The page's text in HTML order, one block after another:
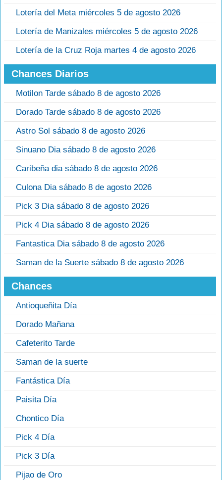
Lotería del Meta miércoles 5 de agosto 2026
Lotería de Manizales miércoles 5 de agosto 2026
Lotería de la Cruz Roja martes 4 de agosto 2026
Chances Diarios
Motilon Tarde sábado 8 de agosto 2026
Dorado Tarde sábado 8 de agosto 2026
Astro Sol sábado 8 de agosto 2026
Sinuano Dia sábado 8 de agosto 2026
Caribeña dia sábado 8 de agosto 2026
Culona Dia sábado 8 de agosto 2026
Pick 3 Dia sábado 8 de agosto 2026
Pick 4 Dia sábado 8 de agosto 2026
Fantastica Dia sábado 8 de agosto 2026
Saman de la Suerte sábado 8 de agosto 2026
Chances
Antioqueñita Día
Dorado Mañana
Cafeterito Tarde
Saman de la suerte
Fantástica Día
Paisita Día
Chontico Día
Pick 4 Día
Pick 3 Día
Pijao de Oro